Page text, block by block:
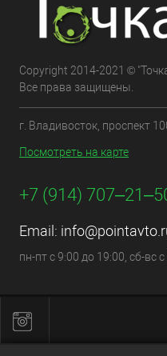
Copyright 2014-2021 ©
Все права защищены.
г. Владивосток, проспект
Посмотреть на карте
+7 (914)
Email:
пн-пт с 9:00 до 19:00, сб-вс